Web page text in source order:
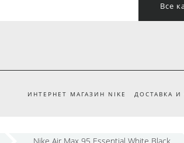
Все
ИНТЕРНЕТ МАГАЗИН NIKE ДОСТАВКА И